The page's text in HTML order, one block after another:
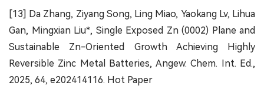
[13] Da Zhang, Ziyang Song, Ling Miao, Yaokang Lv, Lihua
Gan, Mingxian Liu*, Single Exposed Zn (0002) Plane and
Sustainable Zn-Oriented Growth Achieving Highly
Reversible Zinc Metal Batteries, Angew. Chem. Int. Ed.,
2025, 64, e202414116. Hot Paper